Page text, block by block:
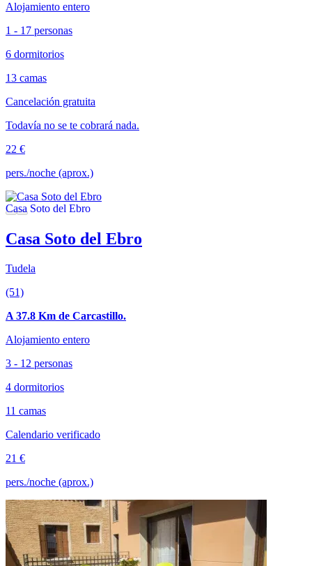
Alojamiento entero
1 - 17 personas
6 dormitorios
13 camas
Cancelación gratuita
Todavía no se te cobrará nada.
22 €
pers./noche (aprox.)
Casa Soto del Ebro
Tudela
(51)
A 37.8 Km de Carcastillo.
Alojamiento entero
3 - 12 personas
4 dormitorios
11 camas
Calendario verificado
21 €
pers./noche (aprox.)